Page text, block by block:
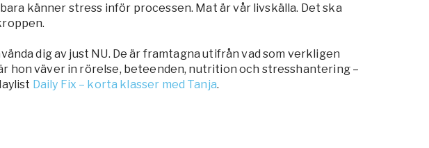
känner stress inför processen. Mat är vår livskälla. Det ska
dig av just NU. De är framtagna utifrån vad som verkligen
hon väver in rörelse, beteenden, nutrition och stresshantering –
Daily Fix – korta klasser med Tanja.